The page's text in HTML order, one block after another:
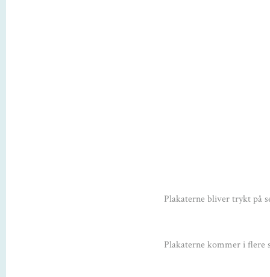
Plakaterne bliver trykt på
Plakaterne kommer i flere